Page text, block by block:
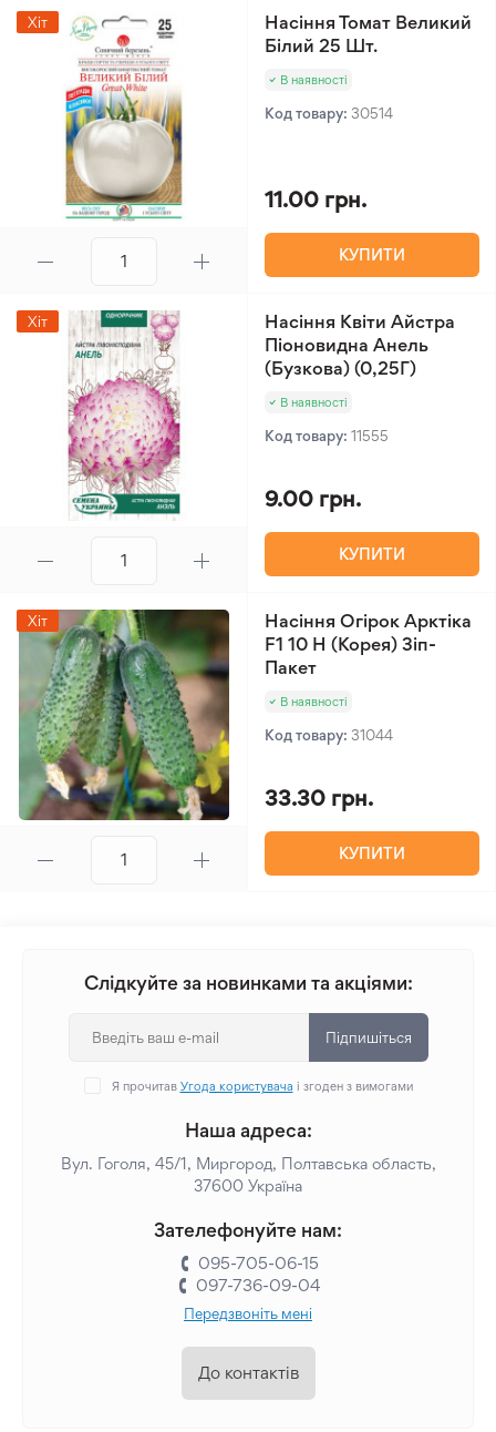
Хіт
Насіння Томат Великий
Білий 25 Шт.
В наявності
Код товару: 30514
11.00 грн.
КУПИТИ
Хіт
Насіння Квіти Айстра
Піоновидна Анель
(Бузкова) (0,25Г)
В наявності
Код товару: 11555
9.00 грн.
КУПИТИ
Хіт
Насіння Огірок Арктіка
F1 10 Н (Корея) Зіп-
Пакет
В наявності
Код товару: 31044
33.30 грн.
КУПИТИ
Слідкуйте за новинками та акціями:
Підпишіться
Я прочитав Угода користувача і згоден з вимогами
Наша адреса:
Вул. Гоголя, 45/1, Миргород, Полтавська область,
37600 Україна
Зателефонуйте нам:
095-705-06-15
097-736-09-04
Передзвоніть мені
До контактів